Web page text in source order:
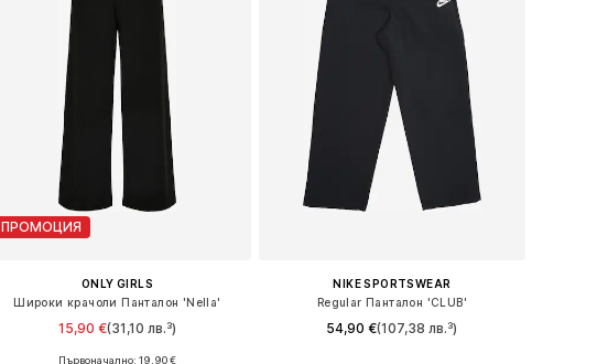
ПРОМОЦИЯ
ONLY GIRLS
Широки крачоли Панталон 'Nella'
15,90 €(31,10 лв.³)
Първоначално: 19,90 €
NIKE SPORTSWEAR
Regular Панталон 'CLUB'
54,90 €(107,38 лв.³)